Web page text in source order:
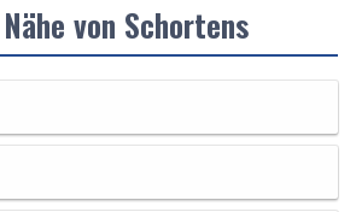
von Schortens